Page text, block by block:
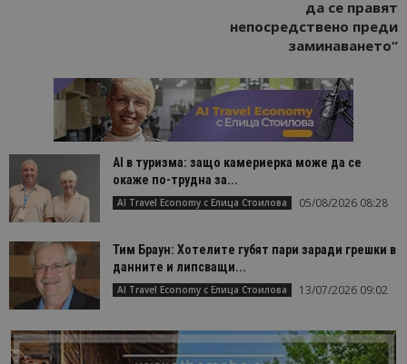
да се правят
непосредствено преди
заминаването“
AI в туризма: защо камериерка може да се
окаже по-трудна за...
AI Travel Economy с Елица Стоилова 05/08/2026 08:28
Тим Браун: Хотелите губят пари заради грешки в
данните и липсващи...
AI Travel Economy с Елица Стоилова 13/07/2026 09:02